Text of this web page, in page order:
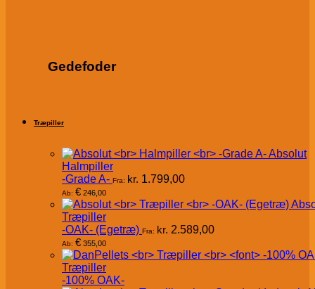
Gedefoder
Træpiller
Absolut
Halmpiller
-Grade A- Fra: kr. 1.799,00
Ab: € 246,00
Træpiller
-OAK- (Egetræ) Fra: kr. 2.589,00
Ab: € 355,00
Træpiller
-100% OAK-